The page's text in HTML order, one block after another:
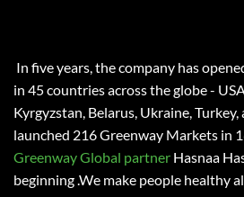
In five years, the company has
in 45 countries across the globe -
Kyrgyzstan, Belarus, Ukraine, Turkey,
launched 216 Greenway Markets in
Greenway Global partner Hasnaa
beginning .We make people healthy